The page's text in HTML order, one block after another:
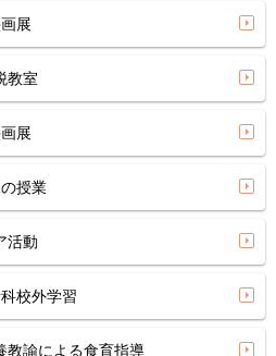
展
室
展
授業
活動
校外学習
諭による食育指導